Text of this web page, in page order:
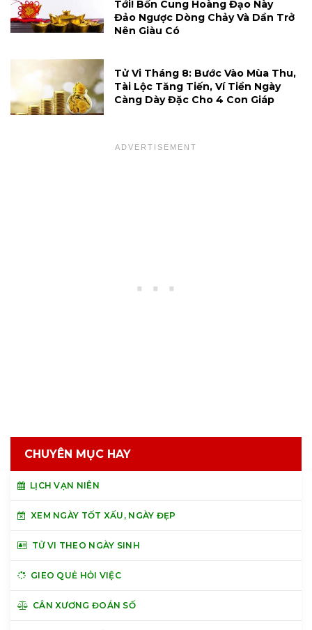
Tới! Bốn Cung Hoàng Đạo Này
Đảo Ngược Dòng Chảy Và Dần Trở
Nên Giàu Có
Tử Vi Tháng 8: Bước Vào Mùa Thu,
Tài Lộc Tăng Tiến, Ví Tiền Ngày
Càng Dày Đặc Cho 4 Con Giáp
CHUYÊN MỤC HAY
LỊCH VẠN NIÊN
XEM NGÀY TỐT XẤU, NGÀY ĐẸP
TỬ VI THEO NGÀY SINH
GIEO QUẺ HỎI VIỆC
CÂN XƯƠNG ĐOÁN SỐ